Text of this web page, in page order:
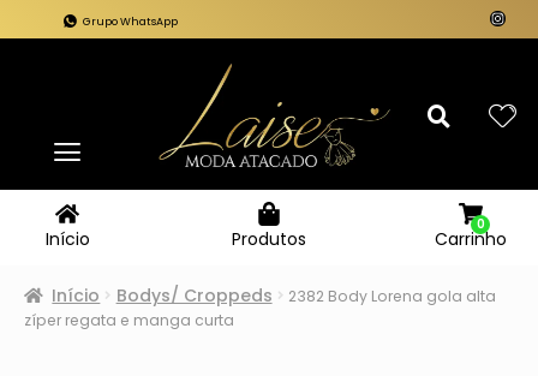
Grupo WhatsApp
Início Produtos Carrinho
0
Início Bodys/ Croppeds
2382 Body Lorena gola alta
zíper regata e manga curta